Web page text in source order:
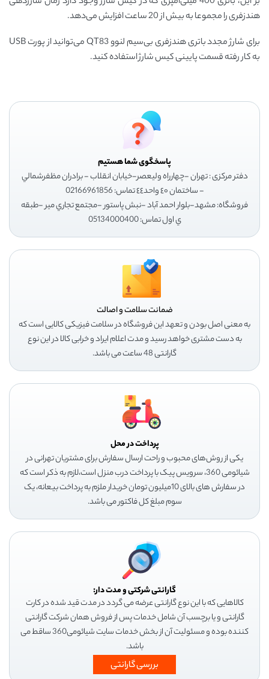
هندزفری‌ را مجموعا به بیش از 20 ساعت افزایش می‌دهد.
برای شارژ مجدد باتری هندزفری بی‌سیم لنوو QT83 می‌توانید از پورت USB
به کار رفته قسمت پایینی کیس شارژ استفاده کنید.
پاسخگوی شما هستیم
دفتر مرکزی : تهران -چهارراه وليعصر-خيابان انقلاب - برادران مظفرشمالي
- ساختمان ٤٠ واحد٤٤ تماس: 02166961856
فروشگاه: مشهد-بلوار احمد آباد -نبش پاستور -مجتمع تجاري مير -طبقه
ي اول تماس: 05134000400
ضمانت سلامت و اصالت
به معنی اصل بودن و تعهد این فروشگاه در سلامت فیزیکی کالایی است که
به دست مشتری خواهد رسید و مدت اعلام ایراد و خرابی کالا در این نوع
گارانتی 48 ساعت می باشد.
پرداخت در محل
یکی از روش‌های محبوب و راحت ارسال سفارش برای مشتریان تهرانی در
شیائومی 360، سرویس پیک با پرداخت درب منزل است،لازم به ذکر است که
در سفارش های بالای 10میلیون تومان خریدار ملزم به پرداخت بیعانه، یک
سوم مبلغ کل فاکتور می باشد.
گارانتی شرکتی و مدت دار:
کالاهایی که با این نوع گارانتی عرضه می گردد در مدت قید شده در کارت
گارانتی و یا برچسب آن شامل خدمات پس از فروش همان شرکت گارانتی
کننده بوده و مسئولیت آن از بخش خدمات سایت شیائومی360 ساقط می
باشد.
بررسی گارانتی